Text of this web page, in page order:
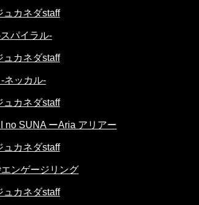
ュカネダstaff
パイラル-
ュカネダstaff
-ネッカル-
ュカネダstaff
no SUNA ーAria アリアー
ュカネダstaff
エンゲージリング
ュカネダstaff